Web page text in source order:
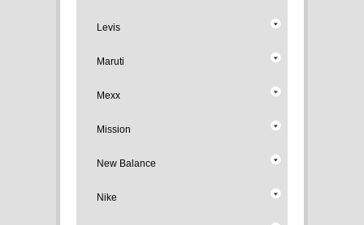
Levis
Maruti
Mexx
Mission
New Balance
Nike